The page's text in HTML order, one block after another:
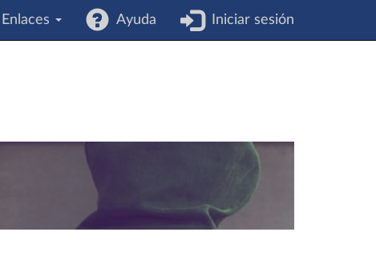
Enlaces Ayuda Iniciar sesión